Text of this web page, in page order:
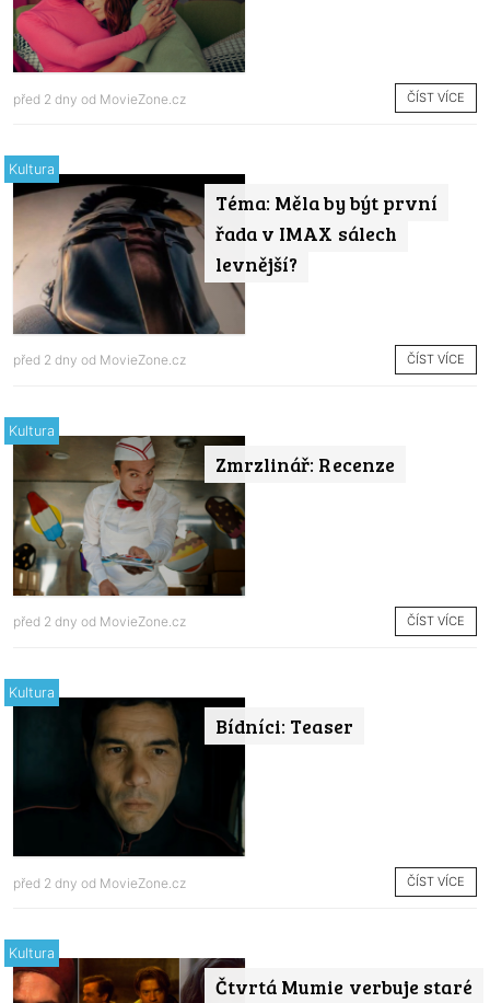
před 2 dny od MovieZone.cz ČÍST VÍCE
Téma: Měla by být první
řada v IMAX sálech
levnější?
Kultura
před 2 dny od MovieZone.cz ČÍST VÍCE
Zmrzlinář: Recenze
Kultura
před 2 dny od MovieZone.cz ČÍST VÍCE
Bídníci: Teaser
Kultura
před 2 dny od MovieZone.cz ČÍST VÍCE
Čtvrtá Mumie verbuje staré
Kultura